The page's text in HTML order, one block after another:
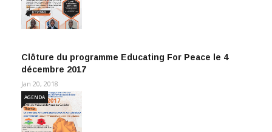
Clôture du programme Educating For Peace le 4
décembre 2017
Jan 20, 2018
AGENDA